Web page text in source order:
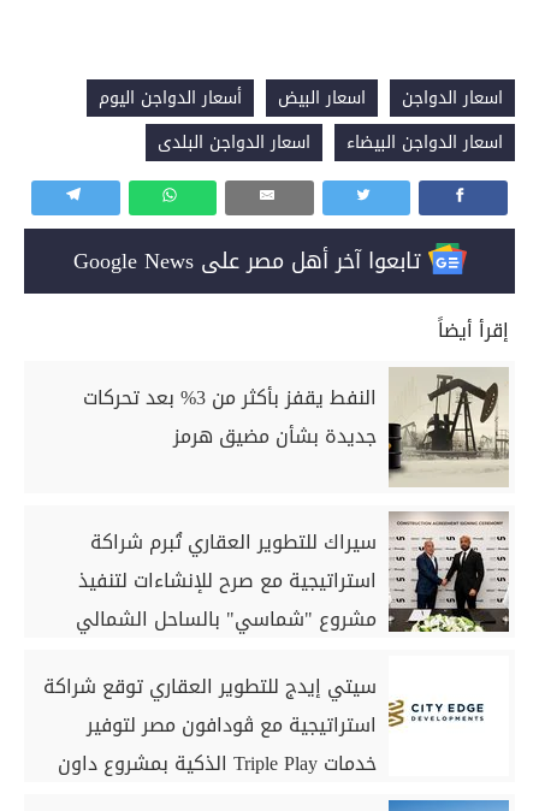
اسعار الدواجن اسعار البيض
أسعار الدواجن اليوم
اسعار الدواجن البيضاء
اسعار الدواجن البلدى
تابعوا آخر أهل مصر على Google News
إقرأ أيضاً
النفط يقفز بأكثر من 3% بعد تحركات
جديدة بشأن مضيق هرمز
سيراك للتطوير العقاري تُبرم شراكة
استراتيجية مع صرح للإنشاءات لتنفيذ
مشروع "شماسي" بالساحل الشمالي
سيتي إيدج للتطوير العقاري توقع شراكة
استراتيجية مع ڤودافون مصر لتوفير
خدمات Triple Play الذكية بمشروع داون